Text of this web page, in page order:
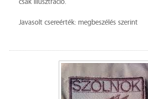
csak illusztráció.
Javasolt csereérték: megbeszélés szerint